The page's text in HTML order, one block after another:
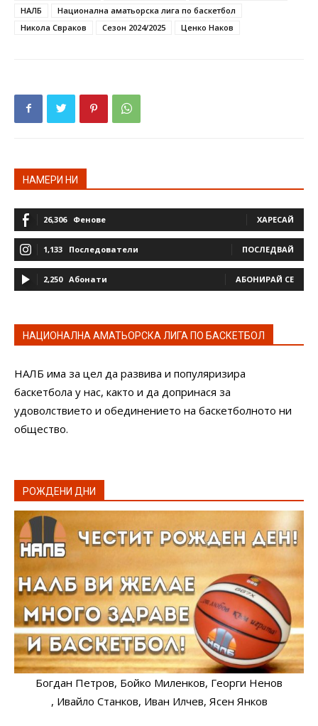
НАЛБ
Национална аматьорска лига по баскетбол
Никола Свраков
Сезон 2024/2025 Ценко Наков
НАМЕРИ НИ
26,306 Фенове ХАРЕСАЙ
1,133 Последователи ПОСЛЕДВАЙ
2,250 Абонати АБОНИРАЙ СЕ
НАЦИОНАЛНА АМАТЬОРСКА ЛИГА ПО БАСКЕТБОЛ
НАЛБ има за цел да развива и популяризира
баскетбола у нас, както и да допринася за
удоволствието и обединението на баскетболното ни
общество.
РОЖДЕНИ ДНИ
Богдан Петров, Бойко Миленков, Георги Ненов
, Ивайло Станков, Иван Илчев, Ясен Янков